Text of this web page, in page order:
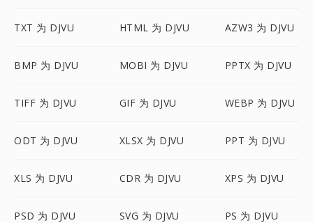
TXT 为 DJVU HTML 为 DJVU AZW3 为 DJVU
BMP 为 DJVU MOBI 为 DJVU PPTX 为 DJVU
TIFF 为 DJVU GIF 为 DJVU WEBP 为 DJVU
ODT 为 DJVU XLSX 为 DJVU PPT 为 DJVU
XLS 为 DJVU CDR 为 DJVU XPS 为 DJVU
PSD 为 DJVU SVG 为 DJVU PS 为 DJVU